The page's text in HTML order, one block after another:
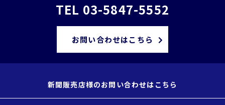
TEL 03-5847-5552
お問い合わせはこちら
新聞販売店様のお問い合わせはこちら